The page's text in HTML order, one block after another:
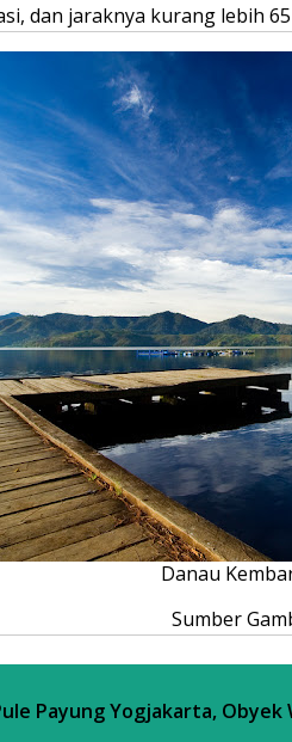
dan jaraknya kurang lebih
Danau
Sumber
Payung Yogjakarta, Obyek